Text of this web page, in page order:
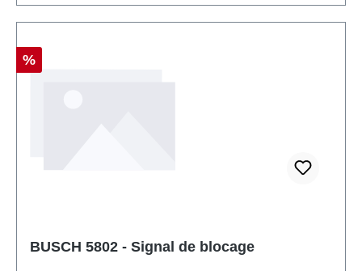
Réduction
%
BUSCH 5802 - Signal de blocage